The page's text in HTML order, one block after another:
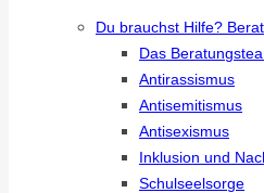
Du brauchst Hilfe?
Das
Antirassismus
Antisemitismus
Antisexismus
Inklusion und
Schulseelsorge